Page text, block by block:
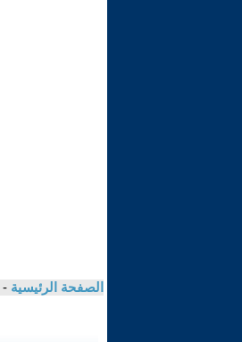
الصفحة الرئيسية -